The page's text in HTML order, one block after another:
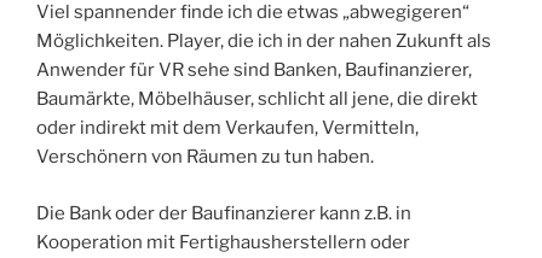
Viel spannender finde ich die etwas „abwegigeren“
Möglichkeiten. Player, die ich in der nahen Zukunft als
Anwender für VR sehe sind Banken, Baufinanzierer,
Baumärkte, Möbelhäuser, schlicht all jene, die direkt
oder indirekt mit dem Verkaufen, Vermitteln,
Verschönern von Räumen zu tun haben.
Die Bank oder der Baufinanzierer kann z.B. in
Kooperation mit Fertighausherstellern oder